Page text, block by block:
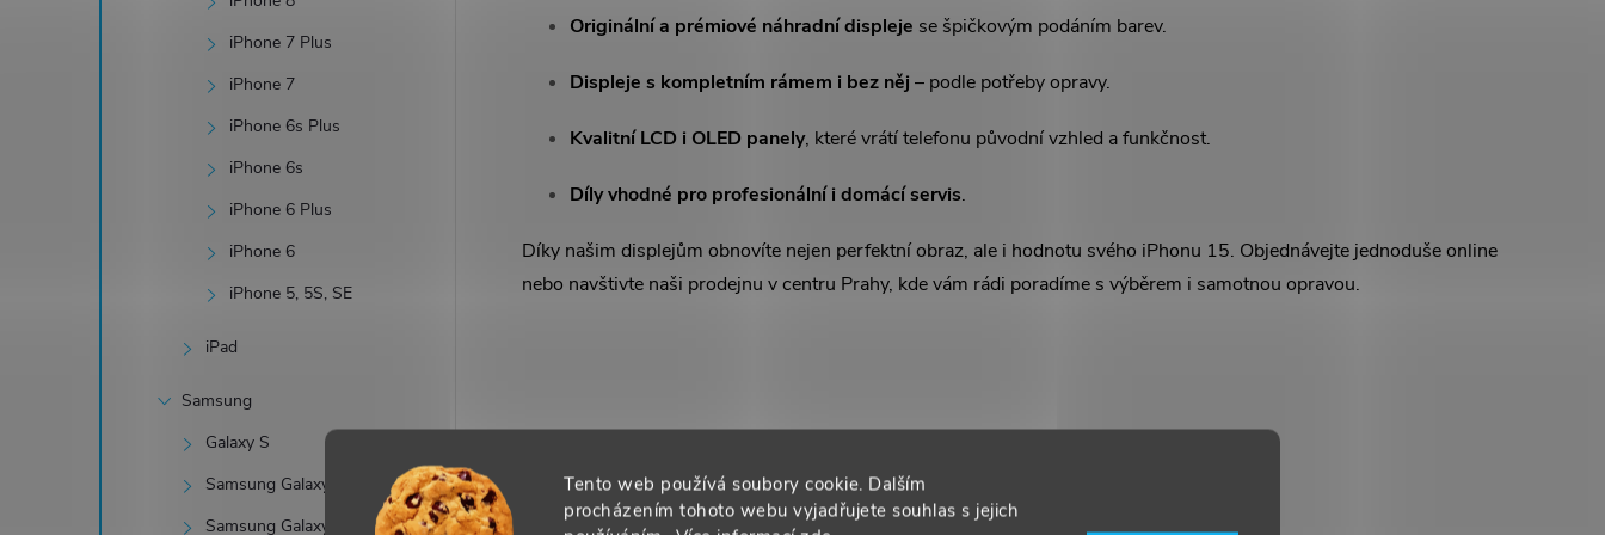
Tento web používá soubory cookie. Dalším
procházením tohoto webu vyjadřujete souhlas s jejich
iPhone 7 Plus
iPhone 7
iPhone 6s Plus
iPhone 6s
iPhone 6 Plus
iPhone 6
iPhone 5, 5S, SE
iPad
Samsung
Galaxy S
Samsung Galaxy J
Samsung Galaxy Xcover
v
Originální a prémiové náhradní displeje se špičkovým podáním barev.
Displeje s kompletním rámem i bez něj – podle potřeby opravy.
Kvalitní LCD i OLED panely, které vrátí telefonu původní vzhled a funkčnost.
Díly vhodné pro profesionální i domácí servis.
Díky našim displejům obnovíte nejen perfektní obraz, ale i hodnotu svého iPhonu 15. Objednávejte jednoduše online
nebo navštivte naši prodejnu v centru Prahy, kde vám rádi poradíme s výběrem i samotnou opravou.